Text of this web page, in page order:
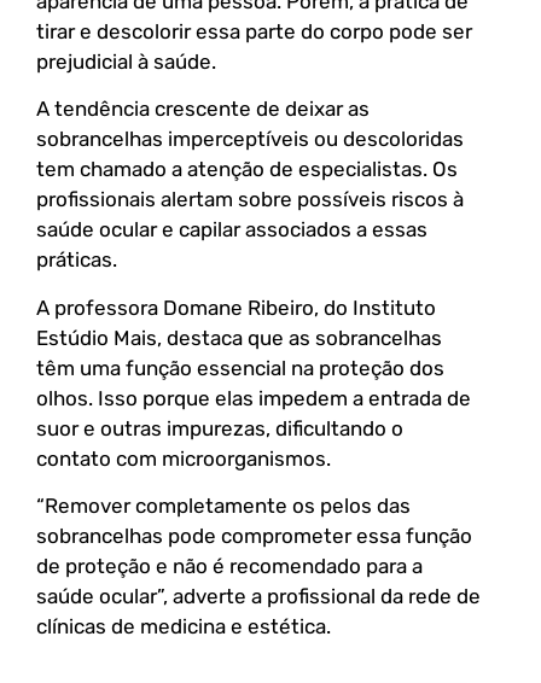
tirar e descolorir essa parte do corpo pode ser
prejudicial à saúde.
A tendência crescente de deixar as
sobrancelhas imperceptíveis ou descoloridas
tem chamado a atenção de especialistas. Os
profissionais alertam sobre possíveis riscos à
saúde ocular e capilar associados a essas
práticas.
A professora Domane Ribeiro, do Instituto
Estúdio Mais, destaca que as sobrancelhas
têm uma função essencial na proteção dos
olhos. Isso porque elas impedem a entrada de
suor e outras impurezas, dificultando o
contato com microorganismos.
“Remover completamente os pelos das
sobrancelhas pode comprometer essa função
de proteção e não é recomendado para a
saúde ocular”, adverte a profissional da rede de
clínicas de medicina e estética.